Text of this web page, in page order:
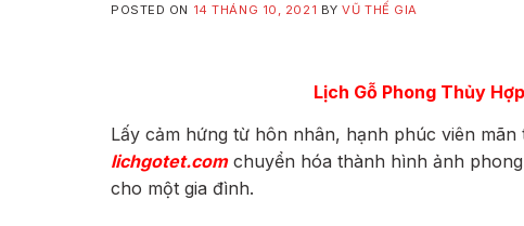
POSTED ON 14 THÁNG 10, 2021 BYVŨ THẾ GIA
Lịch Gỗ Phong Thủy
Lấy cảm hứng từ hôn nhân, hạnh phúc viên
lichgotet.comchuyển hóa thành hình ảnh
cho một gia đình.